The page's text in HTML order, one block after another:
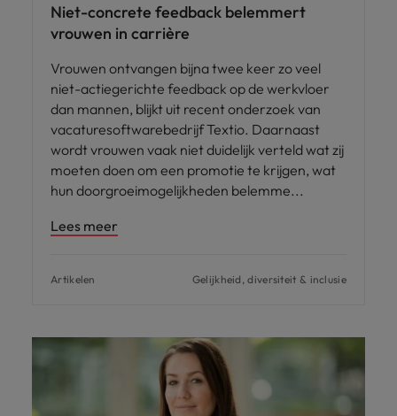
Niet-concrete feedback belemmert
vrouwen in carrière
Vrouwen ontvangen bijna twee keer zo veel
niet-actiegerichte feedback op de werkvloer
dan mannen, blijkt uit recent onderzoek van
vacaturesoftwarebedrijf Textio. Daarnaast
wordt vrouwen vaak niet duidelijk verteld wat zij
moeten doen om een promotie te krijgen, wat
hun doorgroeimogelijkheden belemme
Lees meer
Artikelen Gelijkheid, diversiteit & inclusie